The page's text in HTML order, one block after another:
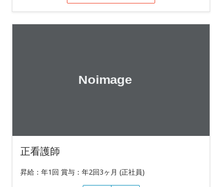
正看護師
昇給：年1回 賞与：年2回3ヶ月 (正社員)